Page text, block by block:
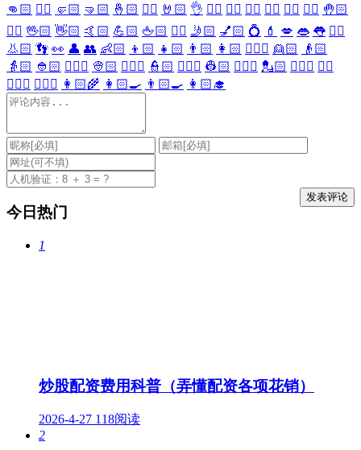
👊🏻 ✊🏻 🤛🏻 🤜🏻 🤞🏻 ✌🏻 🤘🏻 👌 👈🏻 👉🏻 👆🏻 👇🏻 ☝🏻 ✋🏻 🤚🏻
🖐🏻 🖖🏻 👋🏻 🤙🏻 💪🏻 🖕🏻 ✍🏻 🤳🏻 💅🏻 💍 💄 💋 👄 👅 👂🏻
👃🏻 👣 👀 👤 👥 👶🏻 👦🏻 👧🏻 👨🏻 👩🏻 👱🏻‍♀️ 👱🏻
👴🏻
👵🏻 👲🏻 👳🏻‍♀️ 👳🏻 👮🏻‍♀️ 👮🏻 👷🏻‍♀️ 👷🏻 💂🏻‍♀️ 💂🏻 🕵🏻‍♀️ 🕵🏻
👩🏻‍⚕️ 👨🏻‍⚕️ 👩🏻‍🌾 👩🏻‍🍳 👨🏻‍🍳 👩🏻‍🎓
今日热门
1
炒股配资费用科普（弄懂配资各项花销）
2026-4-27 118阅读
2